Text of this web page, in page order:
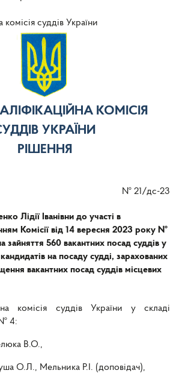
комісія суддів України
КОМІСІЯ
УКРАЇНИ
РІШЕННЯ
№ 21/дс-23
Лідії Іванівни до участі в
Комісії від 14 вересня 2023 року №
зайняття 560 вакантних посад суддів у
на посаду судді, зарахованих
вакантних посад суддів місцевих
комісія суддів України у складі
№ 4:
В.О.,
О.Л., Мельника Р.І. (доповідач),